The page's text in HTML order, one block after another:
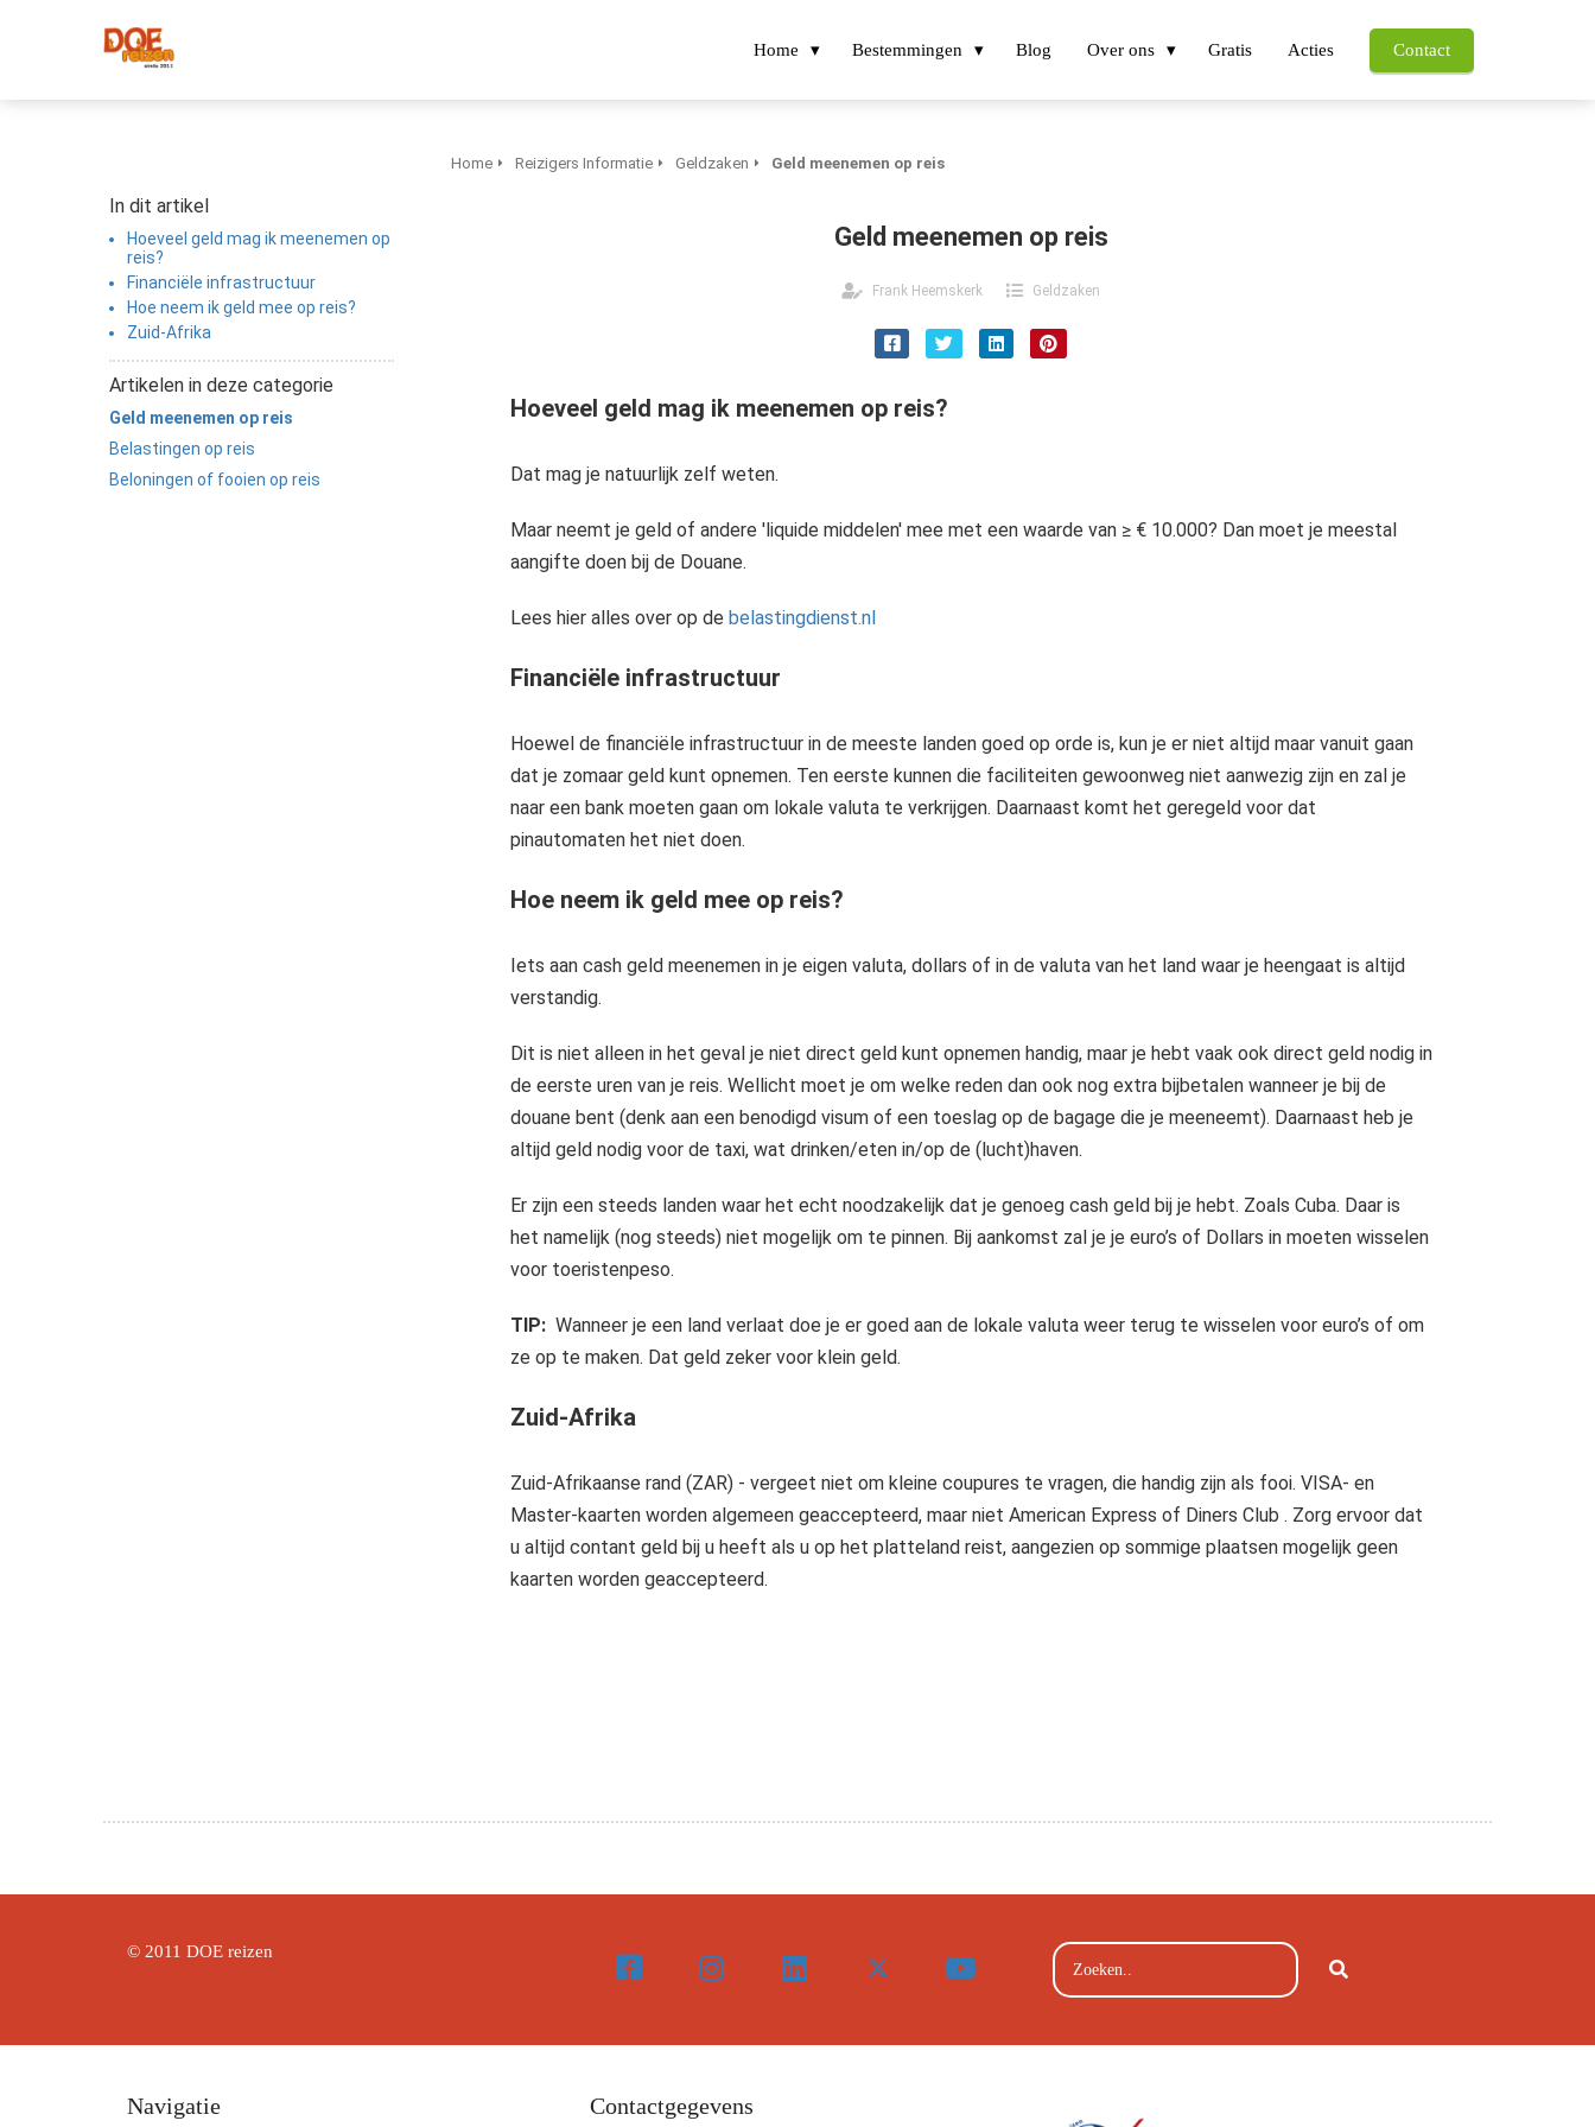
Home Bestemmingen Blog Over ons Gratis Acties Contact
In dit artikel
Hoeveel geld mag ik meenemen op
reis?
Financiële infrastructuur
Hoe neem ik geld mee op reis?
Zuid-Afrika
Artikelen in deze categorie
Geld meenemen op reis
Belastingen op reis
Beloningen of fooien op reis
Home Reizigers Informatie Geldzaken Geld meenemen op reis
Geld meenemen op reis
Frank Heemskerk Geldzaken
Hoeveel geld mag ik meenemen op reis?
Dat mag je natuurlijk zelf weten.
Maar neemt je geld of andere 'liquide middelen' mee met een waarde van ≥ € 10.000? Dan moet je meestal
aangifte doen bij de Douane.
Lees hier alles over op de belastingdienst.nl
Financiële infrastructuur
Hoewel de financiële infrastructuur in de meeste landen goed op orde is, kun je er niet altijd maar vanuit gaan
dat je zomaar geld kunt opnemen. Ten eerste kunnen die faciliteiten gewoonweg niet aanwezig zijn en zal je
naar een bank moeten gaan om lokale valuta te verkrijgen. Daarnaast komt het geregeld voor dat
pinautomaten het niet doen.
Hoe neem ik geld mee op reis?
Iets aan cash geld meenemen in je eigen valuta, dollars of in de valuta van het land waar je heengaat is altijd
verstandig.
Dit is niet alleen in het geval je niet direct geld kunt opnemen handig, maar je hebt vaak ook direct geld nodig in
de eerste uren van je reis. Wellicht moet je om welke reden dan ook nog extra bijbetalen wanneer je bij de
douane bent (denk aan een benodigd visum of een toeslag op de bagage die je meeneemt). Daarnaast heb je
altijd geld nodig voor de taxi, wat drinken/eten in/op de (lucht)haven.
Er zijn een steeds landen waar het echt noodzakelijk dat je genoeg cash geld bij je hebt. Zoals Cuba. Daar is
het namelijk (nog steeds) niet mogelijk om te pinnen. Bij aankomst zal je je euro’s of Dollars in moeten wisselen
voor toeristenpeso.
TIP:Wanneer je een land verlaat doe je er goed aan de lokale valuta weer terug te wisselen voor euro’s of om
ze op te maken. Dat geld zeker voor klein geld.
Zuid-Afrika
Zuid-Afrikaanse rand (ZAR) - vergeet niet om kleine coupures te vragen, die handig zijn als fooi. VISA- en
Master-kaarten worden algemeen geaccepteerd, maar niet American Express of Diners Club . Zorg ervoor dat
u altijd contant geld bij u heeft als u op het platteland reist, aangezien op sommige plaatsen mogelijk geen
kaarten worden geaccepteerd.
© 2011 DOE reizen
Navigatie Contactgegevens